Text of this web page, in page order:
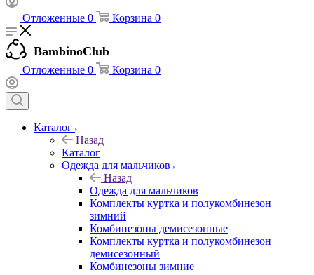
Отложенные 0 Корзина 0
BambinoClub
Отложенные 0 Корзина 0
Каталог
Назад
Каталог
Одежда для мальчиков
Назад
Одежда для мальчиков
Комплекты куртка и полукомбинезон
зимний
Комбинезоны демисезонные
Комплекты куртка и полукомбинезон
демисезонный
Комбинезоны зимние